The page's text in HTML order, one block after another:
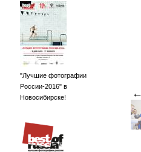
"Лучшие фотографии
России-2016" в
Новосибирске!
←